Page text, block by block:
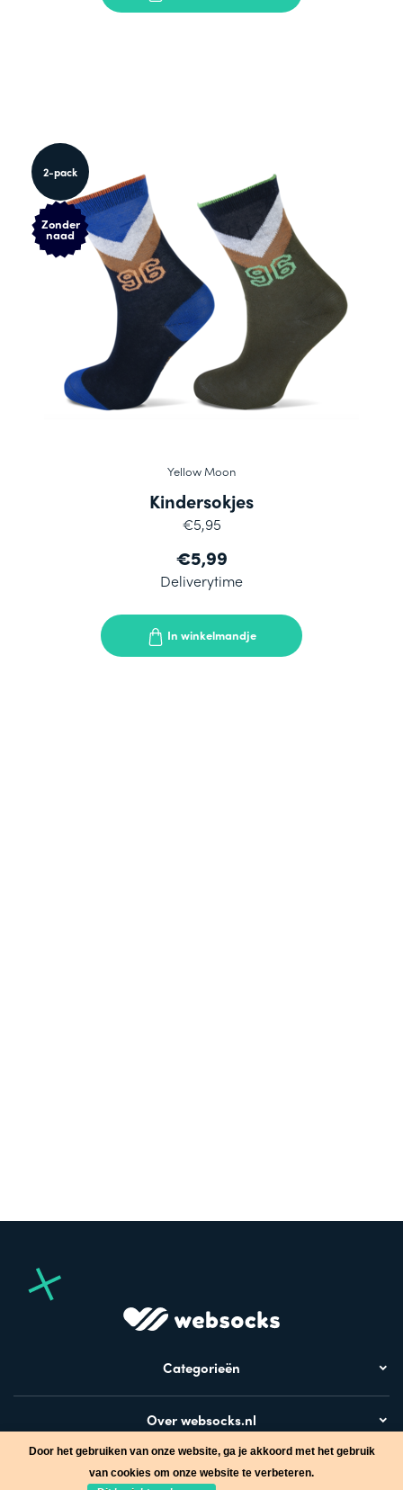
2-pack
Zonder
naad
Yellow Moon
Kindersokjes
€5,95
€5,99
Deliverytime
In winkelmandje
Categorieën
Over websocks.nl
Bezoek ook
Door het gebruiken van onze website, ga je akkoord met het gebruik
van cookies om onze website te verbeteren.